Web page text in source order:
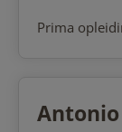
Prima